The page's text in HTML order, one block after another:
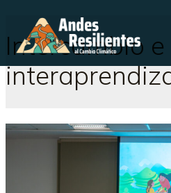
Intercambio e